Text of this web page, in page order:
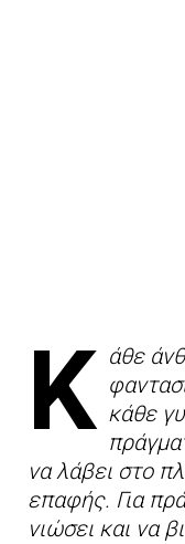
Κ άθε
κάθε
να λάβει στο
επαφής. Για
νιώσει και να